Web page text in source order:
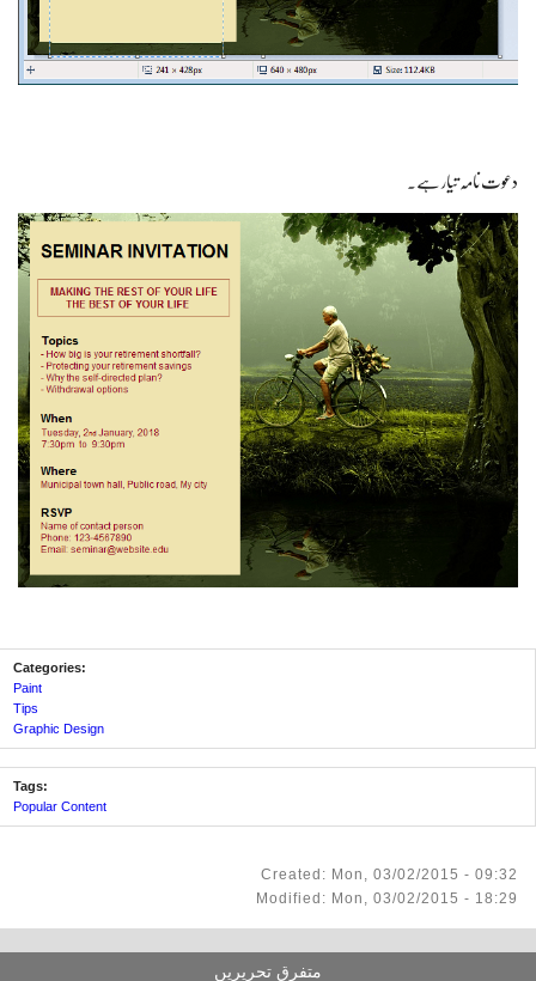
دعوت نامہ تیار ہے۔
Categories:
Paint
Tips
Graphic Design
Tags:
Popular Content
Created: Mon, 03/02/2015 - 09:32
Modified: Mon, 03/02/2015 - 18:29
متفرق تحریریں